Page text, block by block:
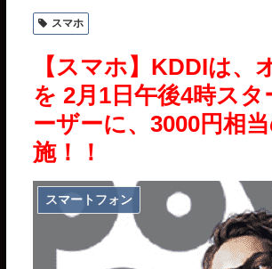
スマホ
【スマホ】KDDIは
を 2月1日午後4時ス
ーザーに、3000円相
施！！
スマートフォン